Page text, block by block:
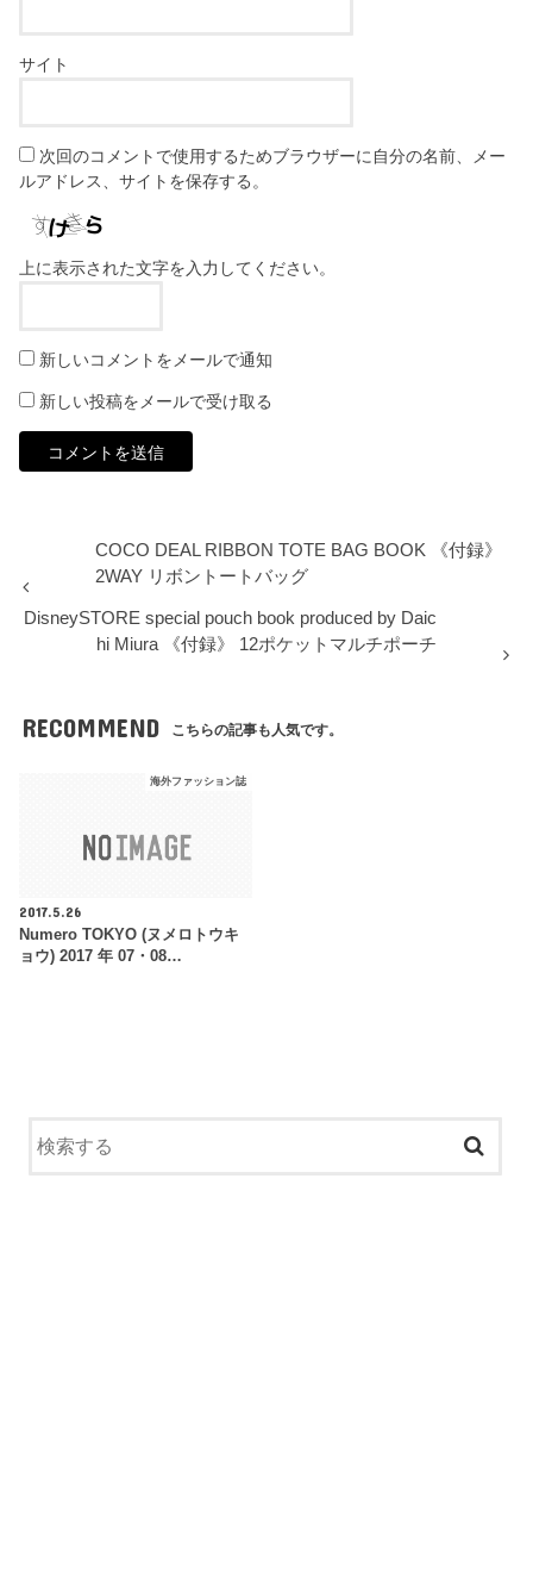
サイト
次回のコメントで使用するためブラウザーに自分の名前、メー
ルアドレス、サイトを保存する。
上に表示された文字を入力してください。
新しいコメントをメールで通知
新しい投稿をメールで受け取る
COCO DEAL RIBBON TOTE BAG BOOK 《付録》
2WAY リボントートバッグ
DisneySTORE special pouch book produced by Daic
hi Miura 《付録》 12ポケットマルチポーチ
RECOMMEND こちらの記事も人気です。
海外ファッション誌
2017.5.26
Numero TOKYO (ヌメロトウキ
ョウ) 2017 年 07・08…